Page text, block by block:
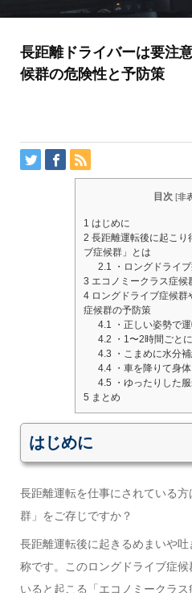
長距離ドライバーは要注
候群の危険性と予防策
目次 [非
1 はじめに
2 長距離運転後に起こり
ブ症候群」とは
2.1 ・ロングドライ
3 エコノミークラス症候
4 ロングドライブ症候群
症候群の予防策
4.1 ・正しい姿勢で
4.2 ・1〜2時間ごと
4.3 ・こまめに水分
4.4 ・車を降りて身
4.5 ・ゆったりした
5 まとめ
はじめに
長距離運転を仕事にされている方
群」をご存じですか？
長距離運転後に起きるめまいや
称です。このロングドライブ症
いると起こる「エコノミークラ